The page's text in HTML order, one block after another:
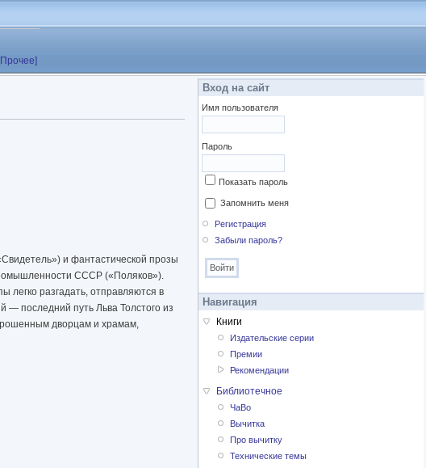
[Прочее]
и фантастической прозы
СССР («Поляков»).
легко разгадать, отправляются в
— последний путь Льва Толстого из
дворцам и храмам,
Вход на сайт
Имя пользователя
Пароль
Показать пароль
Запомнить меня
Регистрация
Забыли пароль?
Навигация
Книги
Издательские серии
Премии
Рекомендации
Библиотечное
ЧаВо
Вычитка
Про вычитку
Технические темы